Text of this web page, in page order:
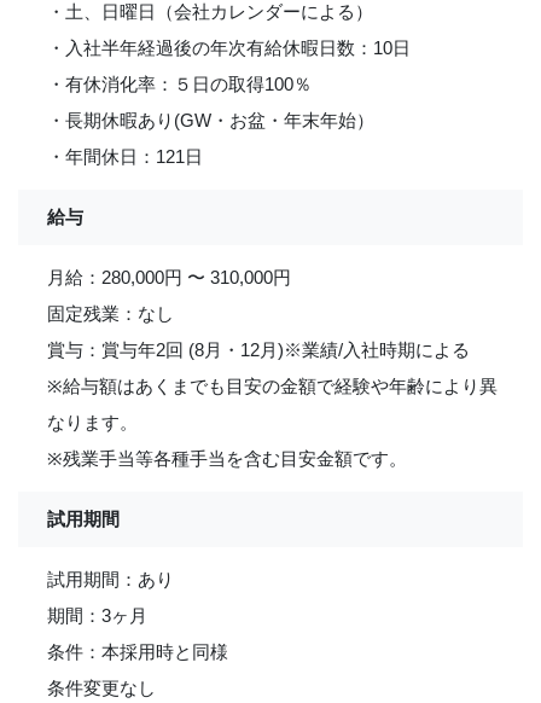
・土、日曜日（会社カレンダーによる）
・入社半年経過後の年次有給休暇日数：10日
・有休消化率：５日の取得100％
・長期休暇あり(GW・お盆・年末年始）
・年間休日：121日
給与
月給：280,000円 〜 310,000円
固定残業：なし
賞与：賞与年2回 (8月・12月)※業績/入社時期による
※給与額はあくまでも目安の金額で経験や年齢により異
なります。
※残業手当等各種手当を含む目安金額です。
試用期間
試用期間：あり
期間：3ヶ月
条件：本採用時と同様
条件変更なし